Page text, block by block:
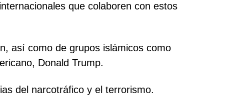
que colaboren con estos
así como de grupos islámicos como
Donald Trump.
del narcotráfico y el terrorismo.